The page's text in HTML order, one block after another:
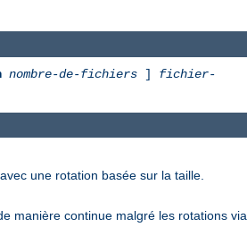
nombre-de-fichiers ] fichier-
avec une rotation basée sur la taille.
manière continue malgré les rotations via